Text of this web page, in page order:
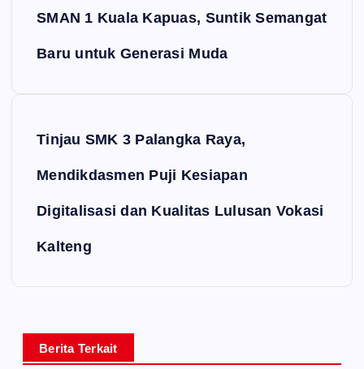
SMAN 1 Kuala Kapuas, Suntik Semangat
Baru untuk Generasi Muda
‎Tinjau SMK 3 Palangka Raya,
Mendikdasmen Puji Kesiapan
Digitalisasi dan Kualitas Lulusan Vokasi
Kalteng
Berita Terkait